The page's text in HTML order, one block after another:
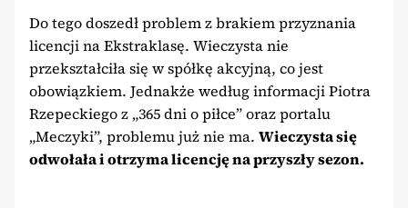
Do tego doszedł problem z brakiem przyznania
licencji na Ekstraklasę. Wieczysta nie
przekształciła się w spółkę akcyjną, co jest
obowiązkiem. Jednakże według informacji Piotra
Rzepeckiego z „365 dni o piłce” oraz portalu
„Meczyki”, problemu już nie ma. Wieczysta się
odwołała i otrzyma licencję na przyszły sezon.